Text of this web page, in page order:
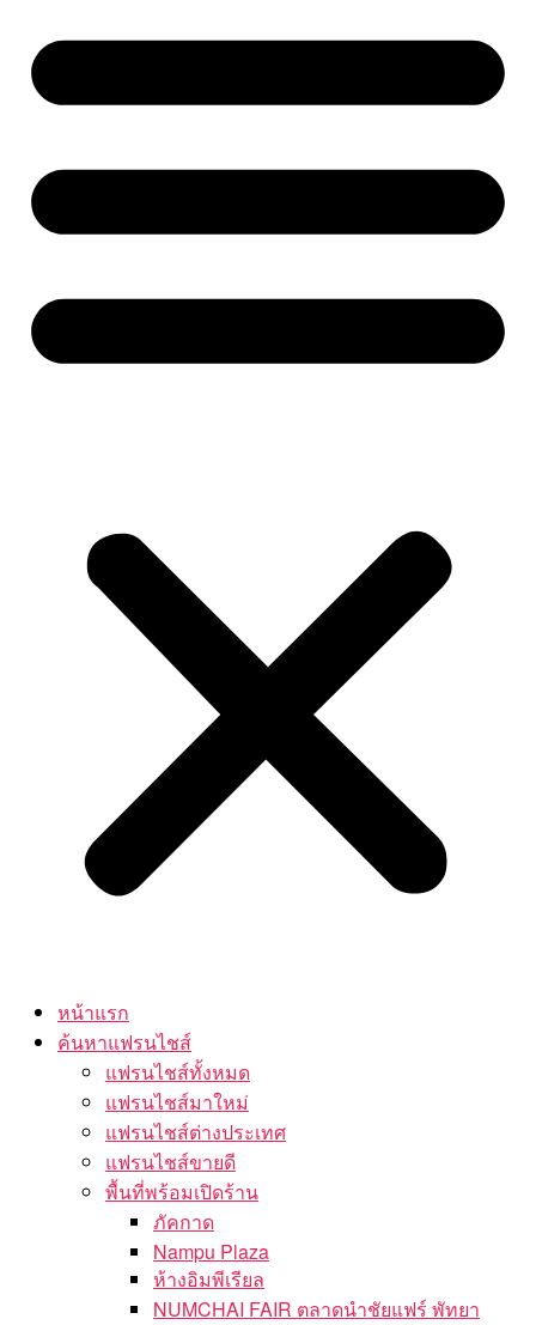
หน้าแรก
ค้นหาแฟรนไชส์
แฟรนไชส์ทั้งหมด
แฟรนไชส์มาใหม่
แฟรนไชส์ต่างประเทศ
แฟรนไชส์ขายดี
พื้นที่พร้อมเปิดร้าน
ภัคกาด
Nampu Plaza
ห้างอิมพีเรียล
NUMCHAI FAIR ตลาดนำชัยแฟร์ พัทยา